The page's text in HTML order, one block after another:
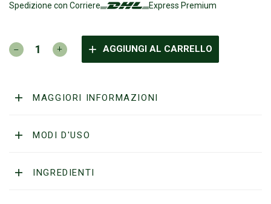
Spedizione con Corriere
Express Premium
BULLFROG
AGNOSTICO
AGGIUNGI AL CARRELLO
MAGGIORI INFORMAZIONI
MODI D'USO
INGREDIENTI